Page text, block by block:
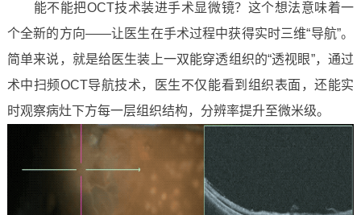
能不能把OCT技术装进手术显微镜？这个想法意味着一
个全新的方向——让医生在手术过程中获得实时三维“导航”。
简单来说，就是给医生装上一双能穿透组织的“透视眼”，通过
术中扫频OCT导航技术，医生不仅能看到组织表面，还能实
时观察病灶下方每一层组织结构，分辨率提升至微米级。